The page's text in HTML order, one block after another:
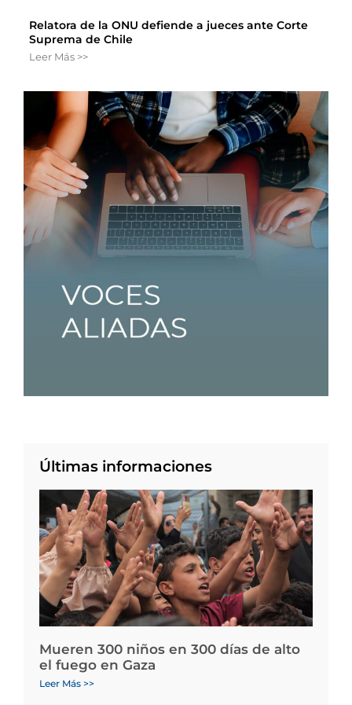
Relatora de la ONU defiende a jueces ante Corte
Suprema de Chile
Leer Más >>
Últimas informaciones
Mueren 300 niños en 300 días de alto
el fuego en Gaza
Leer Más >>